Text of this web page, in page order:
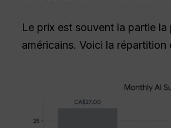
Le prix est souvent la partie
américains. Voici la